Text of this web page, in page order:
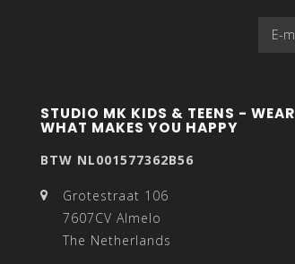
STUDIO MK KIDS & TEENS - WEAR
WHAT MAKES YOU HAPPY
BTW NL001577362B56
Grotestraat 106
7607CV Almelo
The Netherlands